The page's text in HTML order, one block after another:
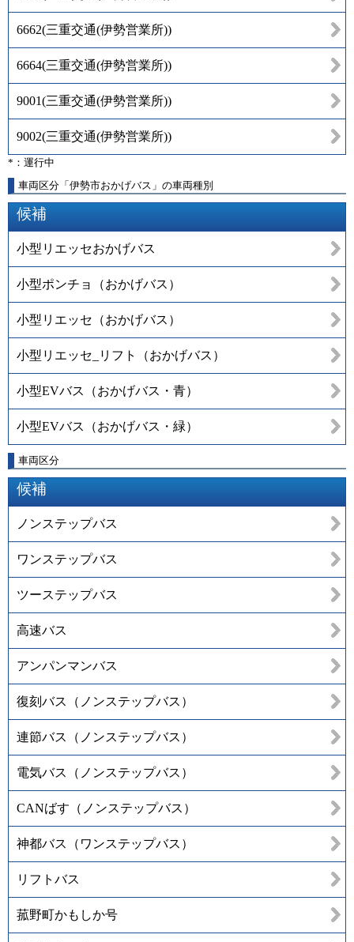
6662(三重交通(伊勢営業所))
6664(三重交通(伊勢営業所))
9001(三重交通(伊勢営業所))
9002(三重交通(伊勢営業所))
*：運行中
車両区分「伊勢市おかげバス」の車両種別
候補
小型リエッセおかげバス
小型ポンチョ（おかげバス）
小型リエッセ（おかげバス）
小型リエッセ_リフト（おかげバス）
小型EVバス（おかげバス・青）
小型EVバス（おかげバス・緑）
車両区分
候補
ノンステップバス
ワンステップバス
ツーステップバス
高速バス
アンパンマンバス
復刻バス（ノンステップバス）
連節バス（ノンステップバス）
電気バス（ノンステップバス）
CANばす（ノンステップバス）
神都バス（ワンステップバス）
リフトバス
菰野町かもしか号